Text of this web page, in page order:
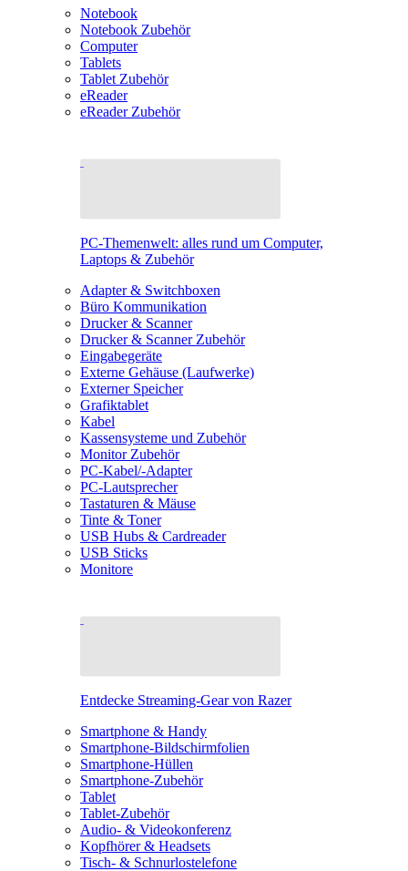
Notebook
Notebook Zubehör
Computer
Tablets
Tablet Zubehör
eReader
eReader Zubehör
PC-Themenwelt: alles rund um Computer,
Laptops & Zubehör
Adapter & Switchboxen
Büro Kommunikation
Drucker & Scanner
Drucker & Scanner Zubehör
Eingabegeräte
Externe Gehäuse (Laufwerke)
Externer Speicher
Grafiktablet
Kabel
Kassensysteme und Zubehör
Monitor Zubehör
PC-Kabel/-Adapter
PC-Lautsprecher
Tastaturen & Mäuse
Tinte & Toner
USB Hubs & Cardreader
USB Sticks
Monitore
Entdecke Streaming-Gear von Razer
Smartphone & Handy
Smartphone-Bildschirmfolien
Smartphone-Hüllen
Smartphone-Zubehör
Tablet
Tablet-Zubehör
Audio- & Videokonferenz
Kopfhörer & Headsets
Tisch- & Schnurlostelefone